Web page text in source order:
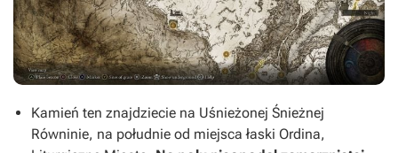
Kamień ten znajdziecie na Uśnieżonej Śnieżnej
Równinie, na południe od miejsca łaski Ordina,